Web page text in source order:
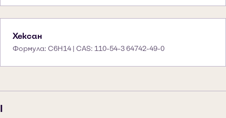
Хексан
Формула: C6H14 | CAS: 110-54-3 64742-49-0
I